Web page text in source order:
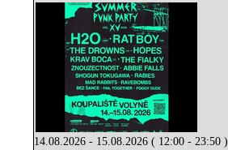
14.08.2026 - 15.08.2026 ( 12:00 - 23:50 )